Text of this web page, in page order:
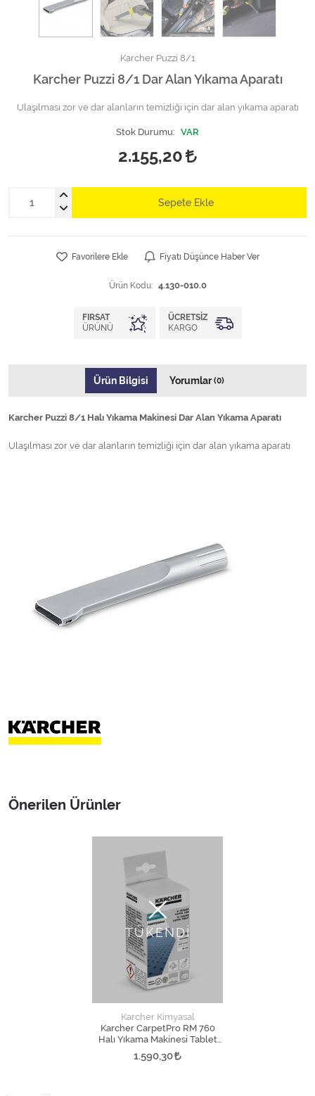
Karcher Puzzi 8/1
Karcher Puzzi 8/1 Dar Alan Yıkama Aparatı
Ulaşılması zor ve dar alanların temizliği için dar alan yıkama aparatı
Stok Durumu: VAR
2.155,20
Sepete Ekle
Favorilere Ekle Fiyatı Düşünce Haber Ver
Ürün Kodu: 4.130-010.0
FIRSAT
ÜRÜNÜ
ÜCRETSIZ
KARGO
Ürün Bilgisi Yorumlar(0)
Karcher Puzzi 8/1 Halı Yıkama Makinesi Dar Alan Yıkama Aparatı
Ulaşılması zor ve dar alanların temizliği için dar alan yıkama aparatı
Önerilen Ürünler
TÜKENDİ
Karcher Kimyasal
Karcher CarpetPro RM 760
Halı Yıkama Makinesi Tablet
Deterjan
1.590,30